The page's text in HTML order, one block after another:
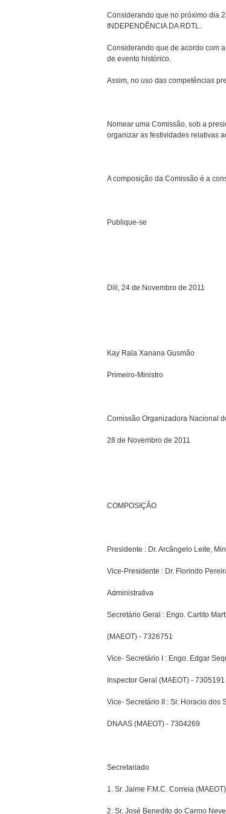
Considerando que no próximo dia
INDEPENDÊNCIA DA RDTL.
Considerando que de acordo com
de evento histórico.
Assim, no uso das competências
Nomear uma Comissão, sob a
organizar as festividades relativas
A composição da Comissão é a
Publique-se
Dili, 24 de Novembro de 2011
Kay Rala Xanana Gusmão
Primeiro-Ministro
Comissão Organizadora Nacional
28 de Novembro de 2011
COMPOSIÇÃO
Presidente : Dr. Arcângelo Leite,
Vice-Presidente : Dr. Florindo
Administrativa
Secretário Geral : Engo. Carlito
(MAEOT) - 7326751
Vice- Secretário I : Engo. Edgar
Inspector Geral (MAEOT) - 7305191
Vice- Secretário II : Sr. Horacio dos
DNAAS (MAEOT) - 7304269
Secretariado
1. Sr. Jaime F.M.C. Correia
2. Sr. José Benedito do Carmo